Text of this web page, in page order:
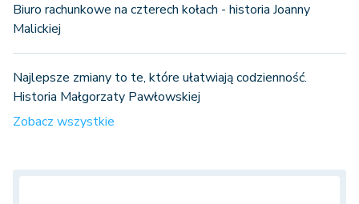
Biuro rachunkowe na czterech kołach - historia Joanny
Malickiej
Najlepsze zmiany to te, które ułatwiają codzienność.
Historia Małgorzaty Pawłowskiej
Zobacz wszystkie